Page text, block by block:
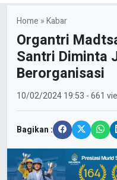
Home »Kabar
Organtri
Santri Diminta
Berorganisasi
10/02/202419:53 - 661
Bagikan :